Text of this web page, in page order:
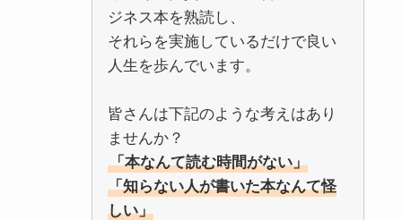
ジネス本を熟読し、
それらを実施しているだけで良い
人生を歩んでいます。
皆さんは下記のような考えはあり
ませんか？
「本なんて読む時間がない」
「知らない人が書いた本なんて怪
しい」